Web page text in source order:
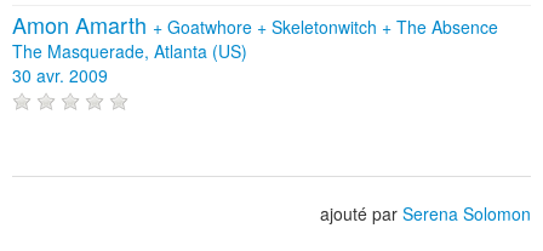
Amon Amarth + Goatwhore + Skeletonwitch + The Absence
The Masquerade, Atlanta (US)
30 avr. 2009
ajouté par Serena Solomon